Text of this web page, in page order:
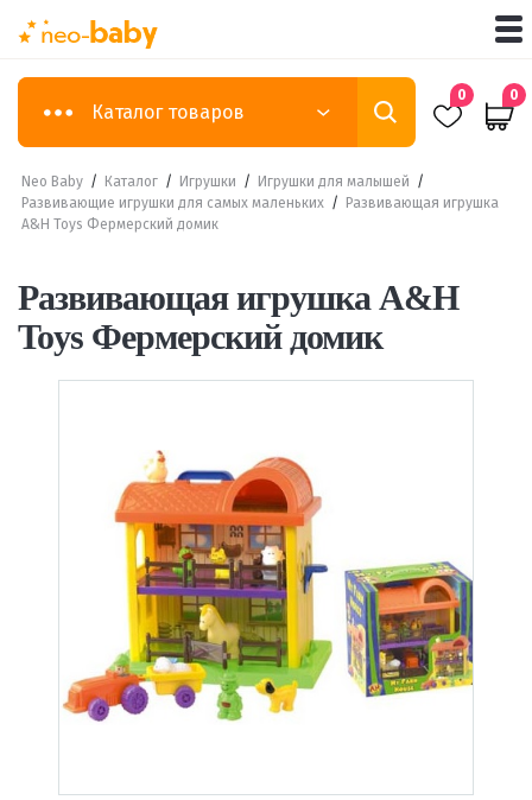
Каталог товаров
0 0
Neo Baby / Каталог / Игрушки / Игрушки для малышей /
Развивающие игрушки для самых маленьких /
Развивающая игрушка
A&H Toys Фермерский домик
Развивающая игрушка A&H
Toys Фермерский домик